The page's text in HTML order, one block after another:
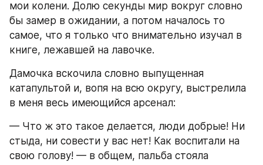
мои колени. Долю секунды мир вокруг словно
бы замер в ожидании, а потом началось то
самое, что я только что внимательно изучал в
книге, лежавшей на лавочке.
Дамочка вскочила словно выпущенная
катапультой и, вопя на всю округу, выстрелила
в меня весь имеющийся арсенал:
— Что ж это такое делается, люди добрые! Ни
стыда, ни совести у вас нет! Как воспитали на
свою голову! — в общем, пальба стояла